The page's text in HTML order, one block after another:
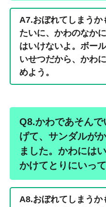
A7.おぼれてしまうか
たいに、かわのなか
はいけないよ。ボー
いせつだから、かわ
めよう。
Q8.かわであそん
げて、サンダルが
ました。かわには
かけてとりにいっ
A8.おぼれてしまうか